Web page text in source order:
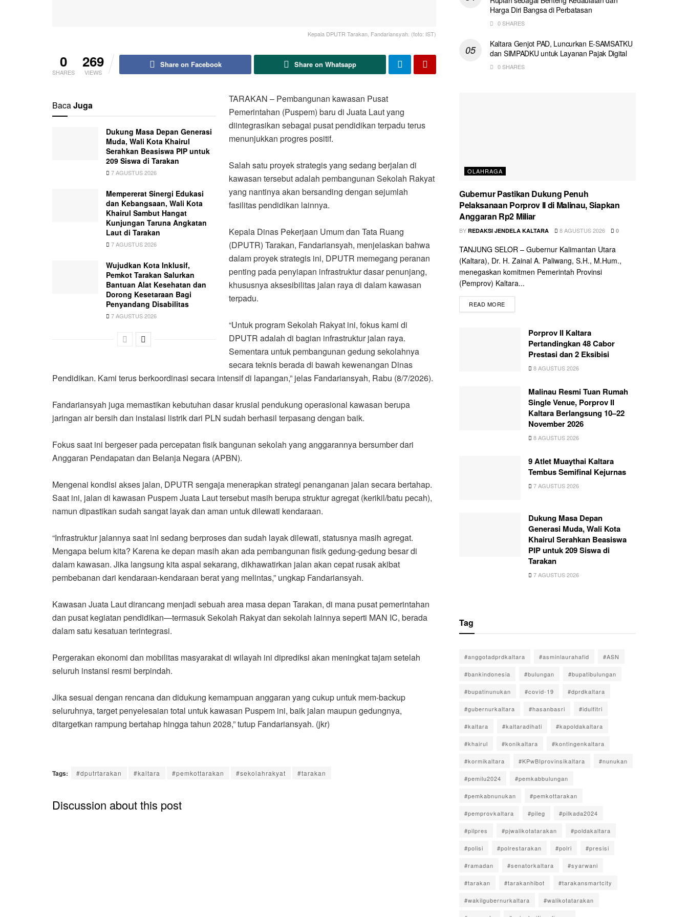
Kepala DPUTR Tarakan, Fandariansyah. (foto: IST)
0
SHARES
269
VIEWS
Share on Facebook Share on Whatsapp
BacaJuga
Dukung Masa Depan Generasi
Muda, Wali Kota Khairul
Serahkan Beasiswa PIP untuk
209 Siswa di Tarakan
7 AGUSTUS 2026
Mempererat Sinergi Edukasi
dan Kebangsaan, Wali Kota
Khairul Sambut Hangat
Kunjungan Taruna Angkatan
Laut di Tarakan
7 AGUSTUS 2026
Wujudkan Kota Inklusif,
Pemkot Tarakan Salurkan
Bantuan Alat Kesehatan dan
Dorong Kesetaraan Bagi
Penyandang Disabilitas
7 AGUSTUS 2026
TARAKAN – Pembangunan kawasan Pusat
Pemerintahan (Puspem) baru di Juata Laut yang
diintegrasikan sebagai pusat pendidikan terpadu terus
menunjukkan progres positif.
Salah satu proyek strategis yang sedang berjalan di
kawasan tersebut adalah pembangunan Sekolah Rakyat
yang nantinya akan bersanding dengan sejumlah
fasilitas pendidikan lainnya.
Kepala Dinas Pekerjaan Umum dan Tata Ruang
(DPUTR) Tarakan, Fandariansyah, menjelaskan bahwa
dalam proyek strategis ini, DPUTR memegang peranan
penting pada penyiapan infrastruktur dasar penunjang,
khususnya aksesibilitas jalan raya di dalam kawasan
terpadu.
“Untuk program Sekolah Rakyat ini, fokus kami di
DPUTR adalah di bagian infrastruktur jalan raya.
Sementara untuk pembangunan gedung sekolahnya
secara teknis berada di bawah kewenangan Dinas
Pendidikan. Kami terus berkoordinasi secara intensif di lapangan,” jelas Fandariansyah, Rabu (8/7/2026).
Fandariansyah juga memastikan kebutuhan dasar krusial pendukung operasional kawasan berupa
jaringan air bersih dan instalasi listrik dari PLN sudah berhasil terpasang dengan baik.
Fokus saat ini bergeser pada percepatan fisik bangunan sekolah yang anggarannya bersumber dari
Anggaran Pendapatan dan Belanja Negara (APBN).
Mengenai kondisi akses jalan, DPUTR sengaja menerapkan strategi penanganan jalan secara bertahap.
Saat ini, jalan di kawasan Puspem Juata Laut tersebut masih berupa struktur agregat (kerikil/batu pecah),
namun dipastikan sudah sangat layak dan aman untuk dilewati kendaraan.
“Infrastruktur jalannya saat ini sedang berproses dan sudah layak dilewati, statusnya masih agregat.
Mengapa belum kita? Karena ke depan masih akan ada pembangunan fisik gedung-gedung besar di
dalam kawasan. Jika langsung kita aspal sekarang, dikhawatirkan jalan akan cepat rusak akibat
pembebanan dari kendaraan-kendaraan berat yang melintas,” ungkap Fandariansyah.
Kawasan Juata Laut dirancang menjadi sebuah area masa depan Tarakan, di mana pusat pemerintahan
dan pusat kegiatan pendidikan—termasuk Sekolah Rakyat dan sekolah lainnya seperti MAN IC, berada
dalam satu kesatuan terintegrasi.
Pergerakan ekonomi dan mobilitas masyarakat di wilayah ini diprediksi akan meningkat tajam setelah
seluruh instansi resmi berpindah.
Jika sesuai dengan rencana dan didukung kemampuan anggaran yang cukup untuk mem-backup
seluruhnya, target penyelesaian total untuk kawasan Puspem ini, baik jalan maupun gedungnya,
ditargetkan rampung bertahap hingga tahun 2028,” tutup Fandariansyah. (jkr)
Tags: #dputrtarakan #kaltara #pemkottarakan #sekolahrakyat #tarakan
Discussion about this post
Harga Diri Bangsa di Perbatasan
0 SHARES
Kaltara Genjot PAD, Luncurkan E-SAMSATKU
dan SIMPADKU untuk Layanan Pajak Digital
0 SHARES
OLAHRAGA
Gubernur Pastikan Dukung Penuh
Pelaksanaan Porprov II di Malinau, Siapkan
Anggaran Rp2 Miliar
BY REDAKSI JENDELA KALTARA 8 AGUSTUS 2026 0
TANJUNG SELOR – Gubernur Kalimantan Utara
(Kaltara), Dr. H. Zainal A. Paliwang, S.H., M.Hum.,
menegaskan komitmen Pemerintah Provinsi
(Pemprov) Kaltara...
READ MORE
Porprov II Kaltara
Pertandingkan 48 Cabor
Prestasi dan 2 Eksibisi
8 AGUSTUS 2026
Malinau Resmi Tuan Rumah
Single Venue, Porprov II
Kaltara Berlangsung 10–22
November 2026
8 AGUSTUS 2026
9 Atlet Muaythai Kaltara
Tembus Semifinal Kejurnas
7 AGUSTUS 2026
Dukung Masa Depan
Generasi Muda, Wali Kota
Khairul Serahkan Beasiswa
PIP untuk 209 Siswa di
Tarakan
7 AGUSTUS 2026
Tag
#anggotadprdkaltara #asminlaurahafid #ASN
#bankindonesia #bulungan #bupatibulungan
#bupatinunukan #covid-19 #dprdkaltara
#gubernurkaltara #hasanbasri #idulfitri
#kaltara #kaltaradihati #kapoldakaltara
#khairul #konikaltara #kontingenkaltara
#kormikaltara #KPwBIprovinsikaltara #nunukan
#pemilu2024 #pemkabbulungan
#pemkabnunukan #pemkottarakan
#pemprovkaltara #pileg #pilkada2024
#pilpres #pjwalikotatarakan #poldakaltara
#polisi #polrestarakan #polri #presisi
#ramadan #senatorkaltara #syarwani
#tarakan #tarakanhibot #tarakansmartcity
#wakilgubernurkaltara #walikotatarakan